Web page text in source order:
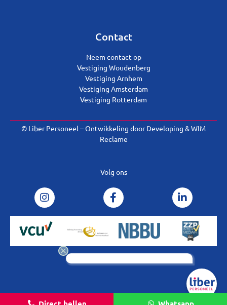
Contact
Neem contact op
Vestiging Woudenberg
Vestiging Arnhem
Vestiging Amsterdam
Vestiging Rotterdam
© Liber Personeel – Ontwikkeling doorDeveloping &WIM
Reclame
Volg ons